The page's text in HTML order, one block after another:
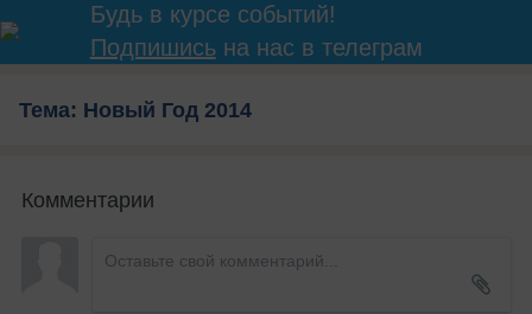
Будь в курсе событий!
Подпишисьна нас в телеграм
Тема: Новый Год 2014
Комментарии